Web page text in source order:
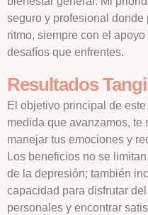
seguro y profesional
ritmo, siempre con el
desafíos que enfrentes.
Resultados
El objetivo principal de
medida que avanzamos, te
manejar tus emociones y
Los beneficios no se
de la depresión; también
capacidad para disfrutar
personales y encontrar